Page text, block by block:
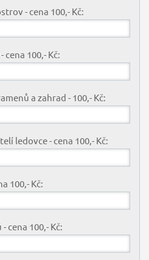
- cena 100,- Kč:
cena 100,- Kč:
a zahrad - 100,- Kč:
ledovce - cena 100,- Kč:
100,- Kč:
cena 100,- Kč: